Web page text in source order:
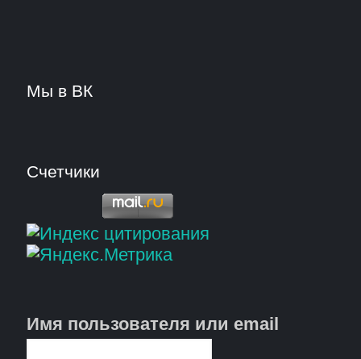
Мы в ВК
Счетчики
Имя пользователя или email